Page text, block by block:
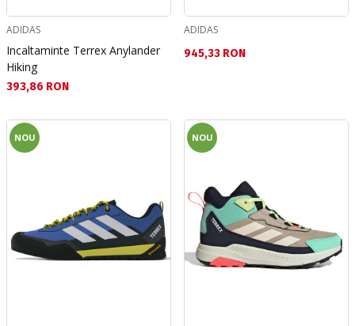
ADIDAS
Incaltaminte Terrex Anylander
Hiking
Текуща цена:
393,86 RON
ADIDAS
Текуща цена:
945,33 RON
NOU NOU